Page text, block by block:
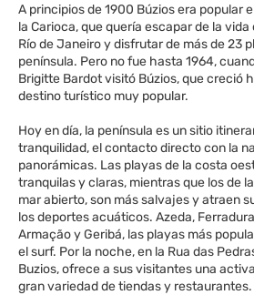
A principios de 1900 Búzios era popular
la Carioca, que quería escapar de la
Río de Janeiro y disfrutar de más de 23
península. Pero no fue hasta 1964,
Brigitte Bardot visitó Búzios, que creció
destino turístico muy popular.
Hoy en día, la península es un sitio
tranquilidad, el contacto directo con la
panorámicas. Las playas de la costa
tranquilas y claras, mientras que los de
mar abierto, son más salvajes y atraen
los deportes acuáticos. Azeda,
Armação y Geribá, las playas más
el surf. Por la noche, en la Rua das
Buzios, ofrece a sus visitantes una
gran variedad de tiendas y restaurantes.